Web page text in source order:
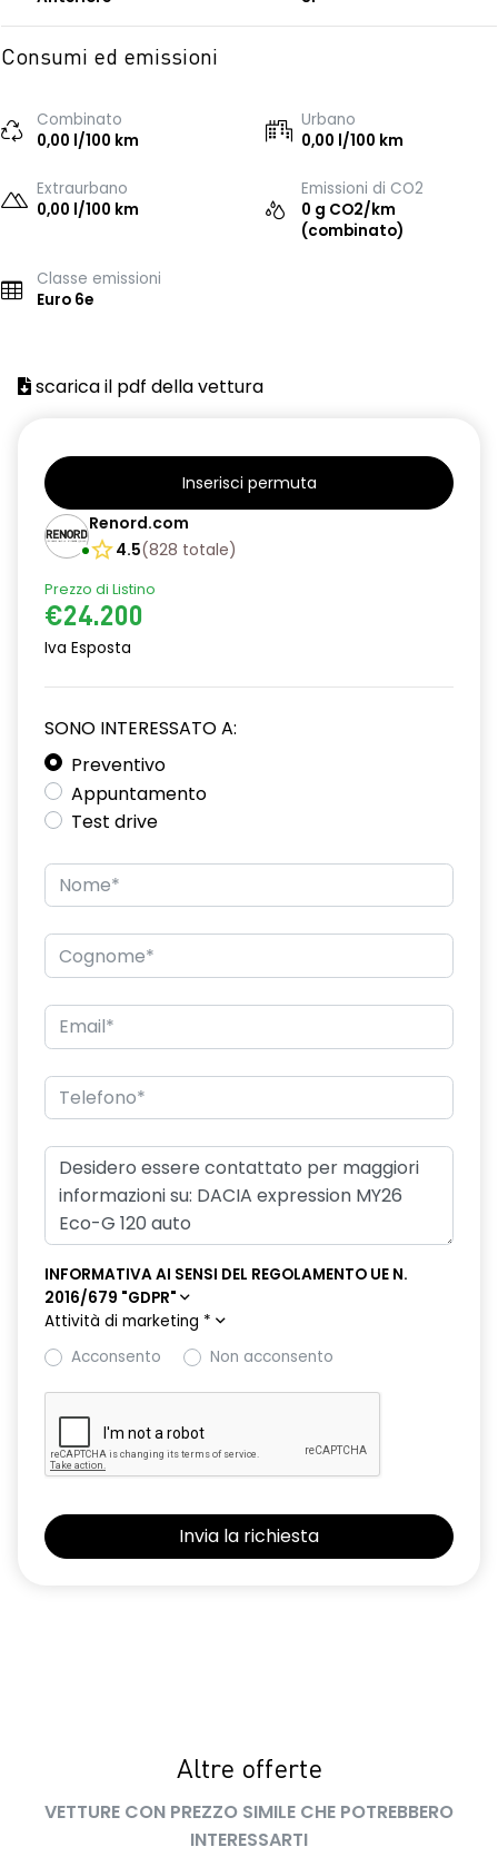
Consumi ed emissioni
Combinato
0,00 l/100 km
Urbano
0,00 l/100 km
Extraurbano
0,00 l/100 km
Emissioni di CO2
0 g CO2/km
(combinato)
Classe emissioni
Euro 6e
scarica il pdf della vettura
Inserisci permuta
Renord.com
4.5(828 totale)
Prezzo di Listino
€24.200
Iva Esposta
SONO INTERESSATO A:
Preventivo
Appuntamento
Test drive
INFORMATIVA AI SENSI DEL REGOLAMENTO UE N.
2016/679 "GDPR"
Attività di marketing *
Acconsento
Non acconsento
Altre offerte
VETTURE CON PREZZO SIMILE CHE POTREBBERO
INTERESSARTI